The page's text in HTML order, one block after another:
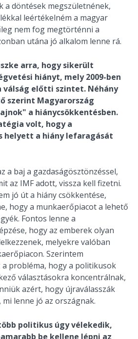
a döntések megszületnének,
leértékelném a magyar
nem fog megtörténni a
utána jó alkalom lenne rá.
arra, hogy sikerült
hiányt, mely 2009-ben
válság előtti szintet. Néhány
szerint Magyarország
a hiánycsökkentésben.
volt, hogy a
helyett a hiány lefaragását
a baj a gazdaságösztönzéssel,
az IMF adott, vissza kell fizetni.
jó út a hiány csökkentése,
hogy a munkaerőpiacot a lehető
Fontos lenne a
hogy az emberek olyan
melyekre valóban
Szerintem
probléma, hogy a politikusok
választásokra koncentrálnak,
azért, hogy újraválasszák
lenne jó az országnak.
politikus úgy vélekedik,
be kellene lépni az